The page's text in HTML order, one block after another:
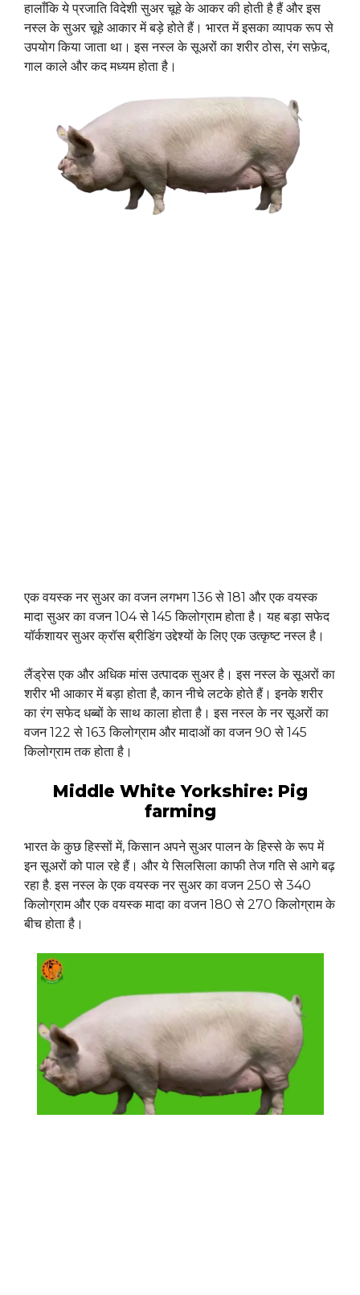
हालाँकि ये प्रजाति विदेशी सुअर चूहे के आकर की होती है हैं और इस
नस्ल के सुअर चूहे आकार में बड़े होते हैं। भारत में इसका व्यापक रूप से
उपयोग किया जाता था। इस नस्ल के सूअरों का शरीर ठोस, रंग सफ़ेद,
गाल काले और कद मध्यम होता है।
एक वयस्क नर सुअर का वजन लगभग 136 से 181 और एक वयस्क
मादा सुअर का वजन 104 से 145 किलोग्राम होता है। यह बड़ा सफेद
यॉर्कशायर सुअर क्रॉस ब्रीडिंग उद्देश्यों के लिए एक उत्कृष्ट नस्ल है।
लैंड्रेस एक और अधिक मांस उत्पादक सुअर है। इस नस्ल के सूअरों का
शरीर भी आकार में बड़ा होता है, कान नीचे लटके होते हैं। इनके शरीर
का रंग सफेद धब्बों के साथ काला होता है। इस नस्ल के नर सूअरों का
वजन 122 से 163 किलोग्राम और मादाओं का वजन 90 से 145
किलोग्राम तक होता है।
Middle White Yorkshire: Pig
farming
भारत के कुछ हिस्सों में, किसान अपने सुअर पालन के हिस्से के रूप में
इन सूअरों को पाल रहे हैं। और ये सिलसिला काफी तेज गति से आगे बढ़
रहा है. इस नस्ल के एक वयस्क नर सुअर का वजन 250 से 340
किलोग्राम और एक वयस्क मादा का वजन 180 से 270 किलोग्राम के
बीच होता है।